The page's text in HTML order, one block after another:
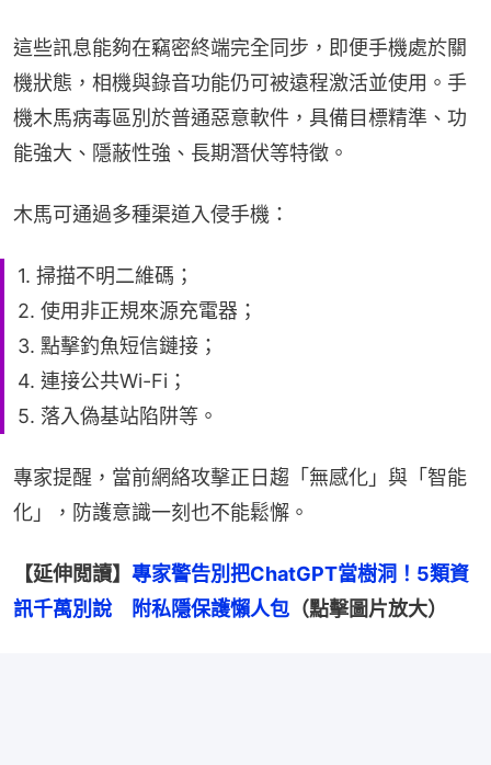
這些訊息能夠在竊密終端完全同步，即便手機處於關
機狀態，相機與錄音功能仍可被遠程激活並使用。手
機木馬病毒區別於普通惡意軟件，具備目標精準、功
能強大、隱蔽性強、長期潛伏等特徵。
木馬可通過多種渠道入侵手機：
1. 掃描不明二維碼；
2. 使用非正規來源充電器；
3. 點擊釣魚短信鏈接；
4. 連接公共Wi-Fi；
5. 落入偽基站陷阱等。
專家提醒，當前網絡攻擊正日趨「無感化」與「智能
化」，防護意識一刻也不能鬆懈。
【延伸閲讀】 專家警告別把ChatGPT當樹洞！5類資
訊千萬別說　附私隱保護懶人包 （點擊圖片放大）